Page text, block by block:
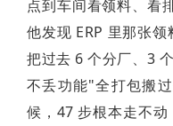
点到车间看领料、看
他发现 ERP 里那张
把过去 6 个分厂、3
不丢功能"全打包搬
候，47 步根本走不